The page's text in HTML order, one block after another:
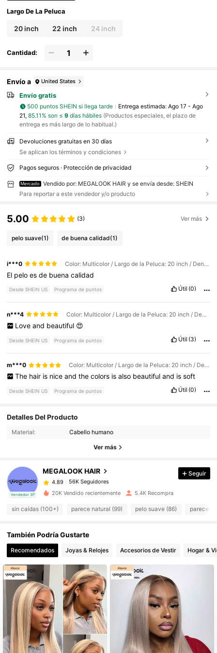
Largo De La Peluca
20 inch 22 inch 24 inch
Cantidad:
Envío a United States
Envío gratis
500 puntos SHEIN si llega tarde Entrega estimada: Ago 17 - Ago
21, 85.11% son ≤ 9días hábiles(Productos especiales, el plazo de
entrega es más largo de lo habitual.)
Devoluciones gratuitas en 30 días
Se aplican los términos y condiciones
Pagos seguros · Protección de privacidad
Mercado
Vendido por: MEGALOOK HAIR y se envía desde: SHEIN
Para reportar a este vendedor y/o producto
5.00 (3) Ver más
pelo suave(1) de buena calidad(1)
i***0 Color: Multicolor / Largo de la Peluca: 20 inch / Densidad y Sujeción: 180Density 13*6
El peloesde buenacalidad
Desde SHEIN US Programa de puntos Útil (0)
n***4 Color: Multicolor / Largo de la Peluca: 20 inch / Densidad y Sujeción: 180Density 13*6
Love and beautiful 😍
Desde SHEIN US Programa de puntos Útil (3)
m***0 Color: Multicolor / Largo de la Peluca: 20 inch / Densidad y Sujeción: 180Density 13*6
The hair is nice and the colors is also beautiful and is soft
Desde SHEIN US Programa de puntos Útil (0)
Detalles Del Producto
Material: Cabello humano
Ver más
Vendedor 3P
MEGALOOK HAIR
4.89 56K Seguidores
56K Seguidores
56K Seguidores
e***7 pagóHace 1 día
4.89 56K Seguidores
4.89 56K Seguidores
56K Seguidores
4.89 56K Seguidores
4.89 56K Seguidores
Seguir
20K Vendido recientemente 5.4K Recompra
sin caídas (100+) parece natural (99) pelo suave (86) parece
También Podría Gustarte
Recomendados Joyas & Relojes Accesorios de Vestir Hogar &